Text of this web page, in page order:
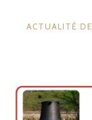
CATÉGORIES
ACTUALITÉ